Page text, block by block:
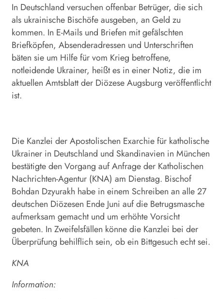
In Deutschland versuchen offenbar Betrüger, die sich
als ukrainische Bischöfe ausgeben, an Geld zu
kommen. In E-Mails und Briefen mit gefälschten
Briefköpfen, Absenderadressen und Unterschriften
bäten sie um Hilfe für vom Krieg betroffene,
notleidende Ukrainer, heißt es in einer Notiz, die im
aktuellen Amtsblatt der Diözese Augsburg veröffentlicht
ist.
Die Kanzlei der Apostolischen Exarchie für katholische
Ukrainer in Deutschland und Skandinavien in München
bestätigte den Vorgang auf Anfrage der Katholischen
Nachrichten-Agentur (KNA) am Dienstag. Bischof
Bohdan Dzyurakh habe in einem Schreiben an alle 27
deutschen Diözesen Ende Juni auf die Betrugsmasche
aufmerksam gemacht und um erhöhte Vorsicht
gebeten. In Zweifelsfällen könne die Kanzlei bei der
Überprüfung behilflich sein, ob ein Bittgesuch echt sei.
KNA
Information: